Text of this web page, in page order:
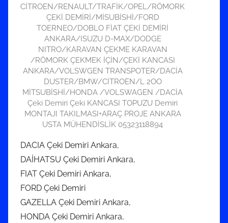
CİTROEN/RENAULT/TRAFİK/OPEL/RÖMORK
ÇEKİ DEMİRİ/MİSUBİSHİ/FORD
TOERNEO/DOBLO FİAT ÇEKİ DEMİRİ
ANKARA/ISUZU D-MAX/DODGE
NITRO/KARAVAN ÇEKME KARAVAN
/RÖMORK ÇEKMEK İÇİN/ÇEKİ KANCASI
ANKARA/VOLSWGEN TRANSPOTER/DACİA
DUSTER/BMW/CİTROEN/L 2OO
MİTSUBİSHİ/HONDA /VOLSWAGEN /DACİA
Çeki Demiri Çeki KANCASI TOPUZU Demiri
MONTAJI TAKILMASI+ARAÇ PROJE ANKARA
USTA MÜHENDİSLİK 05323118894
DACIA Çeki Demiri Ankara,
DAİHATSU Çeki Demiri Ankara,
FIAT Çeki Demiri Ankara,
FORD Çeki Demiri
GAZELLA Çeki Demiri Ankara,
HONDA Çeki Demiri Ankara,